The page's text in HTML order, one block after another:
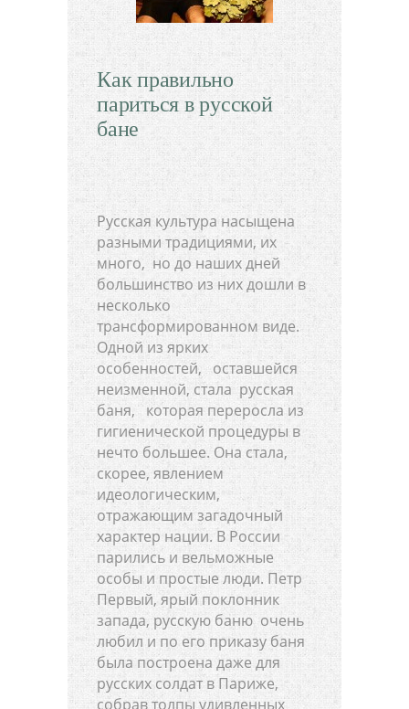
Как правильно
париться в русской
бане
Русская культура насыщена
разными традициями, их
много, но до наших дней
большинство из них дошли в
несколько
трансформированном виде.
Одной из ярких
особенностей, оставшейся
неизменной, стала русская
баня, которая переросла из
гигиенической процедуры в
нечто большее. Она стала,
скорее, явлением
идеологическим,
отражающим загадочный
характер нации. В России
парились и вельможные
особы и простые люди. Петр
Первый, ярый поклонник
запада, русскую баню очень
любил и по его приказу баня
была построена даже для
русских солдат в Париже,
собрав толпы удивленных